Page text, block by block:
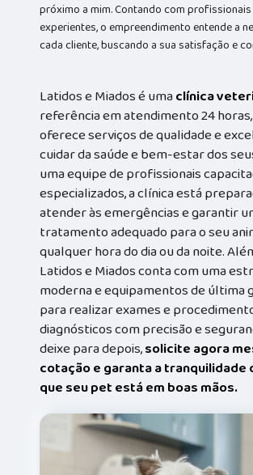
próximo a mim. Contando com
experientes, o empreendimento entende a
cada cliente, buscando a sua satisfação e
Latidos e Miados é umaclínica
referência em atendimento 24
oferece serviços de qualidade e
cuidar da saúde e bem-estar dos
uma equipe de profissionais
especializados, a clínica está
atender às emergências e garantir
tratamento adequado para o seu
qualquer hora do dia ou da noite.
Latidos e Miados conta com uma
moderna e equipamentos de última
para realizar exames e
diagnósticos com precisão e
deixe para depois,solicite agora
cotação e garanta a tranquilidade
que seu pet está em boas mãos.